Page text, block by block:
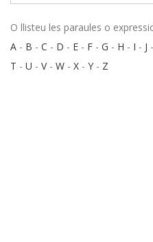
O llisteu les paraules o
A - B - C - D - E - F - G - H - I - J -
T - U - V- W - X - Y - Z